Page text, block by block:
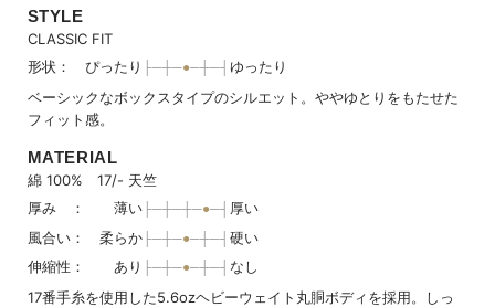
STYLE
CLASSIC FIT
形状： ぴったり ゆったり
ベーシックなボックスタイプのシルエット。ややゆとりをもたせた
フィット感。
MATERIAL
綿 100% 17/- 天竺
厚み ： 薄い
厚い
風合い： 柔らか
硬い
伸縮性： あり
なし
17番手糸を使用した5.6ozヘビーウェイト丸胴ボディを採用。しっ